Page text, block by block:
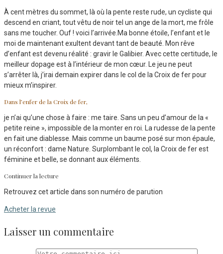
À cent mètres du sommet, là où la pente reste rude, un cycliste qui
descend en criant, tout vêtu de noir tel un ange de la mort, me frôle
sans me toucher. Ouf ! voici l’arrivée.Ma bonne étoile, l’enfant et le
moi de maintenant exultent devant tant de beauté. Mon rêve
d’enfant est devenu réalité : gravir le Galibier. Avec cette certitude, le
meilleur dopage est à l’intérieur de mon cœur. Le jeu ne peut
s’arrêter là, j’irai demain expirer dans le col de la Croix de fer pour
mieux m’inspirer.
Dans l’enfer de la Croix de fer,
je n’ai qu’une chose à faire : me taire. Sans un peu d’amour de la «
petite reine », impossible de la monter en roi. La rudesse de la pente
en fait une diablesse. Mais comme un baume posé sur mon épaule,
un réconfort : dame Nature. Surplombant le col, la Croix de fer est
féminine et belle, se donnant aux éléments.
Continuer la lecture
Retrouvez cet article dans son numéro de parution
Acheter la revue
Laisser un commentaire